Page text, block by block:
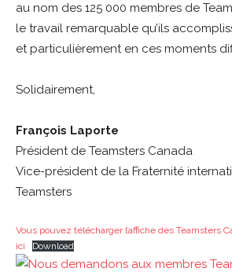
au nom des 125 000 membres de
le travail remarquable qu’ils
et particulièrement en ces moments
Solidairement,
François Laporte
Président de Teamsters Canada
Vice-président de la Fraternité
Teamsters
Vous pouvez télécharger l’affiche des Teamsters
ici
Download